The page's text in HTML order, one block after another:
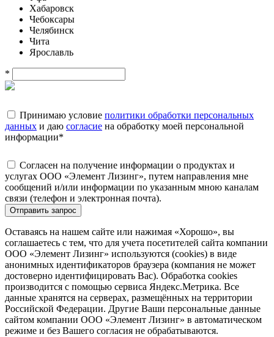
Хабаровск
Чебоксары
Челябинск
Чита
Ярославль
*
Принимаю условие политики обработки персональных
данных и даю согласие на обработку моей персональной
информации*
Согласен на получение информации о продуктах и
услугах ООО «Элемент Лизинг», путем направления мне
сообщений и/или информации по указанным мною каналам
связи (телефон и электронная почта).
Отправить запрос
Оставаясь на нашем сайте или нажимая «Хорошо», вы
соглашаетесь с тем, что для учета посетителей сайта компании
ООО «Элемент Лизинг» используются (cookies) в виде
анонимных идентификаторов браузера (компания не может
достоверно идентифицировать Вас). Обработка cookies
производится с помощью сервиса Яндекс.Метрика. Все
данные хранятся на серверах, размещённых на территории
Российской Федерации. Другие Ваши персональные данные
сайтом компании ООО «Элемент Лизинг» в автоматическом
режиме и без Вашего согласия не обрабатываются.